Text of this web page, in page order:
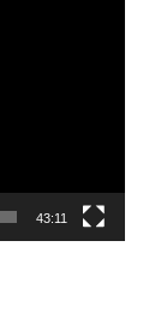
43:11